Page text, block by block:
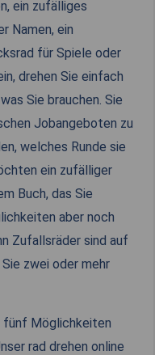
ein zufälliges
Namen, ein
für Spiele oder
drehen Sie einfach
Sie brauchen. Sie
Jobangeboten zu
welches Runde sie
ein zufälliger
Buch, das Sie
aber noch
Zufallsräder sind auf
zwei oder mehr
fünf Möglichkeiten
rad drehen online